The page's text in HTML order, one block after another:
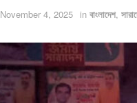
November 4, 2025 in বাংলাদেশ,